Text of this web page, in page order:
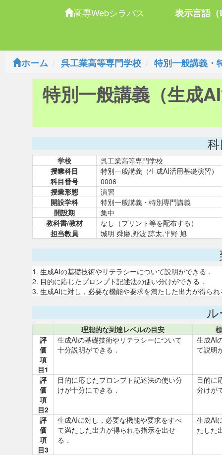
高専Webシラバス 表示言語
ホーム 呉工業高等専門学校 特別一般講義・
特別一般講義（生成
学校
呉工業高等専門学校
授業科目
特別一般講義（生成AI活用基礎演習）
科目番号
0006
授業形態
演習
開設学科
特別一般講義・特別専門講義
開設期
集中
教科書/教材
なし（プリント等を配布する）
担当教員
城明 舜磨,野波 諒太,平野 旭
1. 生成AIの基礎技術やリテラシーについて説明ができる．
2. 目的に応じたプロンプト記述法の使い分けができる．
3. 生成AIに対し，必要な機能や要求を満たした出力が得ら
理想的な到達レベルの目安
評
価
項
目1
生成AIの基礎技術やリテラシーについて
十分説明ができる．
生成AI
て説明
評
価
項
目2
目的に応じたプロンプト記述法の使い分
けが十分にできる．
目的に
分けが
評
価
項
目3
生成AIに対し，必要な機能や要求をすべ
て満たした出力が得られる指示を出せ
る．
生成AI
たした